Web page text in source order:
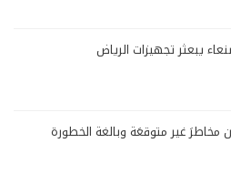
يبعثر تجهيزات الرياض
مخاطرَ غير متوقعَة وبالغة الخطورة